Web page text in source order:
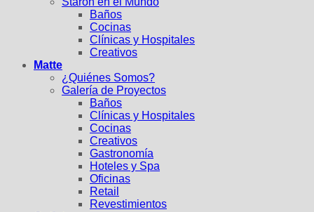
Baños
Cocinas
Clínicas y Hospitales
Creativos
Matte
¿Quiénes Somos?
Galería de Proyectos
Baños
Clínicas y Hospitales
Cocinas
Creativos
Gastronomía
Hoteles y Spa
Oficinas
Retail
Revestimientos